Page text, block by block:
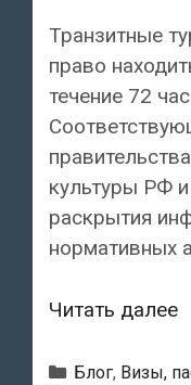
Транзитные
право
течение 72
культуры РФ
раскрытия
нормативных
Читать далее
Рубрики
Блог, Визы,